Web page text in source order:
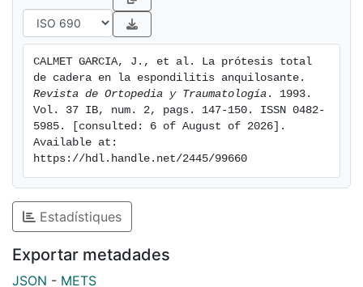
CALMET GARCIA, J., et al. La prótesis total
Revista de Ortopedia y Traumatología . 1993.
Vol. 37 IB, num. 2, pags. 147-150. ISSN 0482-
5985. [consulted: 6 of August of 2026].
Available at:
https://hdl.handle.net/2445/99660
Estadístiques
Exportar metadades
JSON - METS